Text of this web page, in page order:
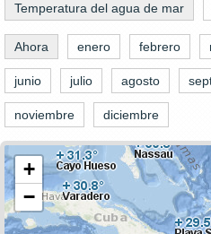
Temperatura del agua de mar
Ahora enero febrero
junio julio agosto
noviembre diciembre
+
−